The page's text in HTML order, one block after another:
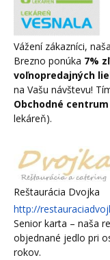
Vážení zákazníci,
Brezno ponúka 7%
voľnopredajných
na Vašu návštevu!
Obchodné centrum
lekáreň).
Reštaurácia Dvojka
http://
Senior karta – naša
objednané jedlo pri
rokov.